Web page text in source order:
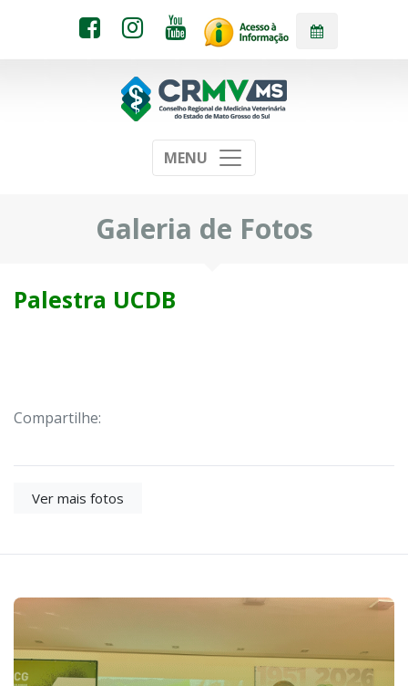
MENU
Galeria de Fotos
Palestra UCDB
Compartilhe:
Ver mais fotos